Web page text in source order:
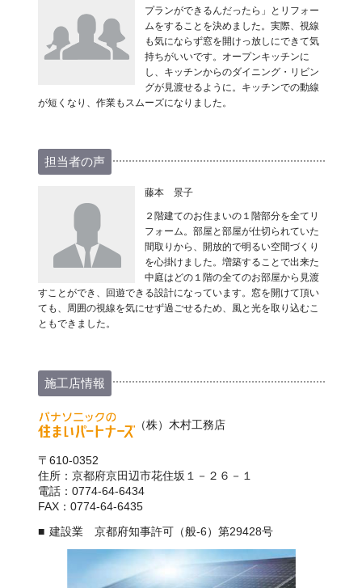
プランができるんだったら」とリフォー
ムをすることを決めました。実際、視線
も気にならず窓を開けっ放しにできて気
持ちがいいです。オープンキッチンに
し、キッチンからのダイニング・リビン
グが見渡せるように。キッチンでの動線
が短くなり、作業もスムーズになりました。
担当者の声
藤本 景子
２階建てのお住まいの１階部分を全てリ
フォーム。部屋と部屋が仕切られていた
間取りから、開放的で明るい空間づくり
を心掛けました。増築することで出来た
中庭はどの１階の全てのお部屋から見渡
すことができ、回遊できる設計になっています。窓を開けて頂い
ても、周囲の視線を気にせず過ごせるため、風と光を取り込むこ
ともできました。
施工店情報
（株）木村工務店
〒610-0352
住所：京都府京田辺市花住坂１－２６－１
電話：0774-64-6434
FAX：0774-64-6435
建設業 京都府知事許可（般-6）第29428号